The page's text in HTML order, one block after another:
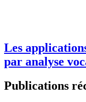
Les
par analyse
Publications